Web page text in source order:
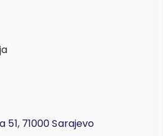
51, 71000 Sarajevo